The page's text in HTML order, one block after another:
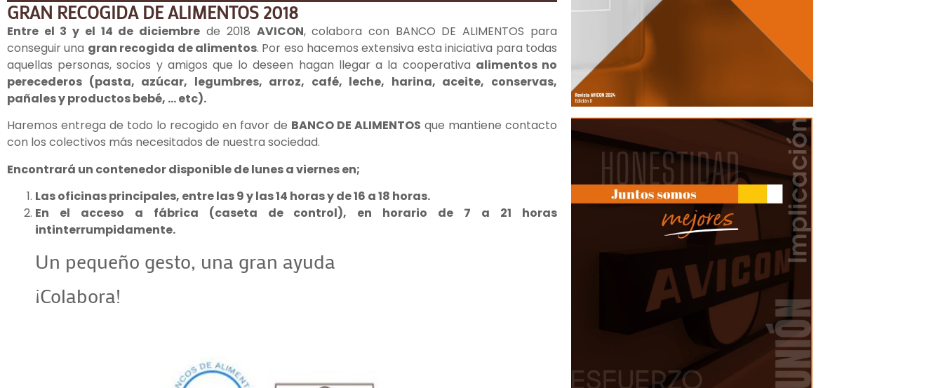
GRAN RECOGIDA DE ALIMENTOS 2018
Entre el 3 y el 14 de diciembre de 2018 AVICON, colabora con BANCO DE ALIMENTOS para
conseguir una gran recogida de alimentos. Por eso hacemos extensiva esta iniciativa para todas
aquellas personas, socios y amigos que lo deseen hagan llegar a la cooperativa alimentos no
perecederos (pasta, azúcar, legumbres, arroz, café, leche, harina, aceite, conservas,
pañales y productos bebé, … etc).
Haremos entrega de todo lo recogido en favor de BANCO DE ALIMENTOS que mantiene contacto
con los colectivos más necesitados de nuestra sociedad.
Encontrará un contenedor disponible de lunes a viernes en;
Las oficinas principales, entre las 9 y las 14 horas y de 16 a 18 horas.
En el acceso a fábrica (caseta de control), en horario de 7 a 21 horas
intinterrumpidamente.
Un pequeño gesto, una gran ayuda
¡Colabora!